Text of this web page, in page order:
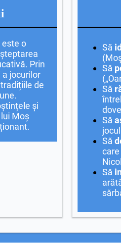
este o
Prin
jocurilor
de
și
Moș
Să
Să
Să
Să
Să
Să